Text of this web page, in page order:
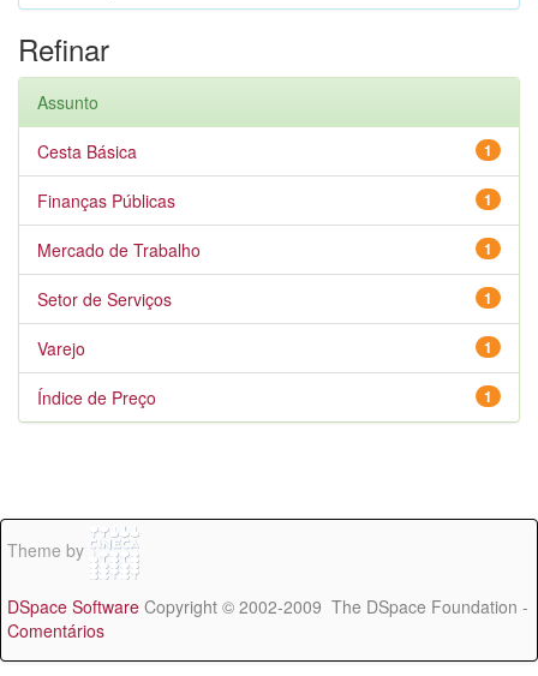
Refinar
Assunto
1
Cesta Básica
1
Finanças Públicas
1
Mercado de Trabalho
1
Setor de Serviços
1
Varejo
1
Índice de Preço
Theme by
DSpace Software Copyright © 2002-2009 The DSpace Foundation -
Comentários